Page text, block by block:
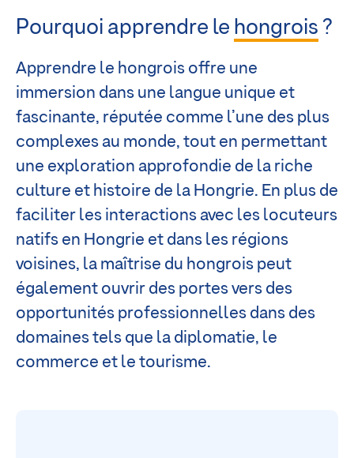
Pourquoi apprendre le hongrois ?
Apprendre le hongrois offre une
immersion dans une langue unique et
fascinante, réputée comme l’une des plus
complexes au monde, tout en permettant
une exploration approfondie de la riche
culture et histoire de la Hongrie. En plus de
faciliter les interactions avec les locuteurs
natifs en Hongrie et dans les régions
voisines, la maîtrise du hongrois peut
également ouvrir des portes vers des
opportunités professionnelles dans des
domaines tels que la diplomatie, le
commerce et le tourisme.